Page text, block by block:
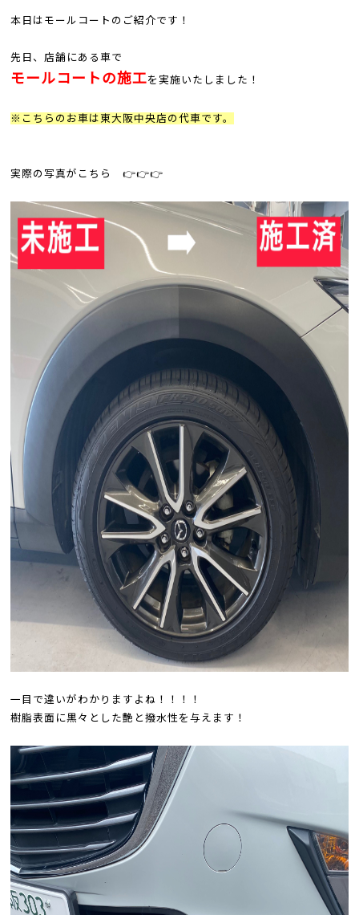
本日はモールコートのご紹介です！
先日、店舗にある車で
モールコートの施工を実施いたしました！
※こちらのお車は東大阪中央店の代車です。
実際の写真がこちら 👉👉👉
一目で違いがわかりますよね！！！！
樹脂表面に黒々とした艶と撥水性を与えます！